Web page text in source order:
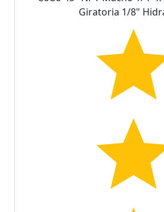
Giratoria 1/8"